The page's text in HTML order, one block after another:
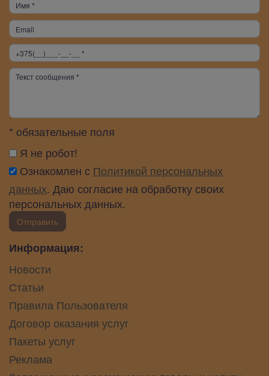
* обязательные поля
Я не робот!
Ознакомлен с Политикой персональных
данных. Даю согласие на обработку своих
персональных данных.
Отправить
Информация:
Новости
Статьи
Правила Пользователя
Договор оказания услуг
Пакеты услуг
Реклама